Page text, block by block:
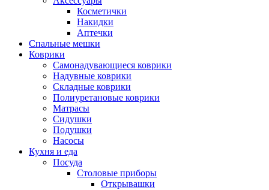
Косметички
Накидки
Аптечки
Спальные мешки
Коврики
Самонадувающиеся коврики
Надувные коврики
Складные коврики
Полиуретановые коврики
Матрасы
Сидушки
Подушки
Насосы
Кухня и еда
Посуда
Столовые приборы
Открывашки